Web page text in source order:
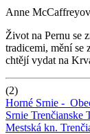
Anne
Život na Pernu se
tradicemi, mění se
chtějí vydat na
(2)
Horné Srnie -
Srnie Trenčianske
Mestská kn.